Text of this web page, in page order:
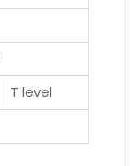
T level